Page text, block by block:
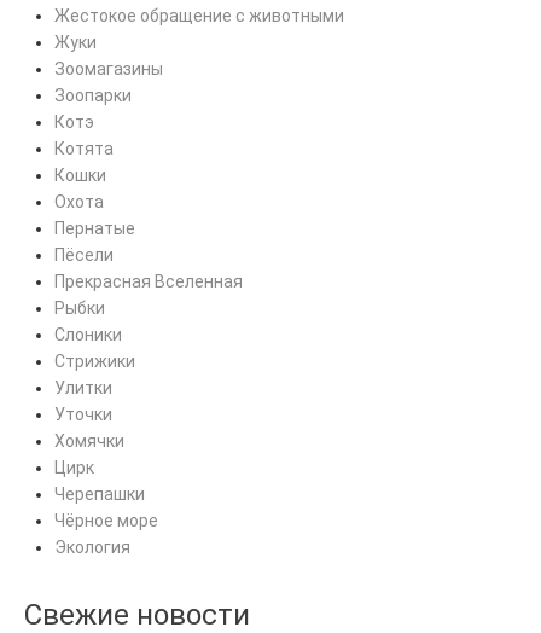
Жестокое обращение с животными
Жуки
Зоомагазины
Зоопарки
Котэ
Котята
Кошки
Охота
Пернатые
Пёсели
Прекрасная Вселенная
Рыбки
Слоники
Стрижики
Улитки
Уточки
Хомячки
Цирк
Черепашки
Чёрное море
Экология
Свежие новости